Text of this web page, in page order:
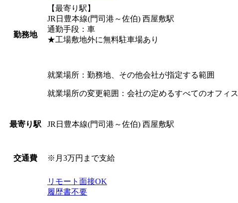
勤務地
【最寄り駅】
JR日豊本線(門司港～佐伯) 西屋敷駅
通勤手段：車
★工場敷地外に無料駐車場あり
就業場所：勤務地、その他会社が指定する範囲
就業場所の変更範囲：会社の定めるすべてのオフィス
最寄り駅 JR日豊本線(門司港～佐伯) 西屋敷駅
交通費 ※月3万円まで支給
リモート面接OK
履歴書不要